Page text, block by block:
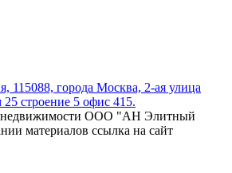
115088, города Москва, 2-ая улица
строение 5 офис 415.
недвижимости ООО "АН Элитный
материалов ссылка на сайт